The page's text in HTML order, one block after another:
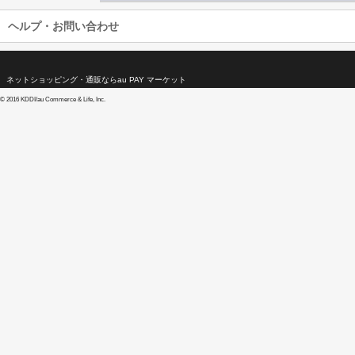
ヘルプ・お問い合わせ
ネットショッピング・通販ならau PAY マーケット
© 2016 KDDI/au Commerce & Life, Inc.